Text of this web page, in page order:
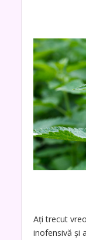
Ați trecut
inofensivă și